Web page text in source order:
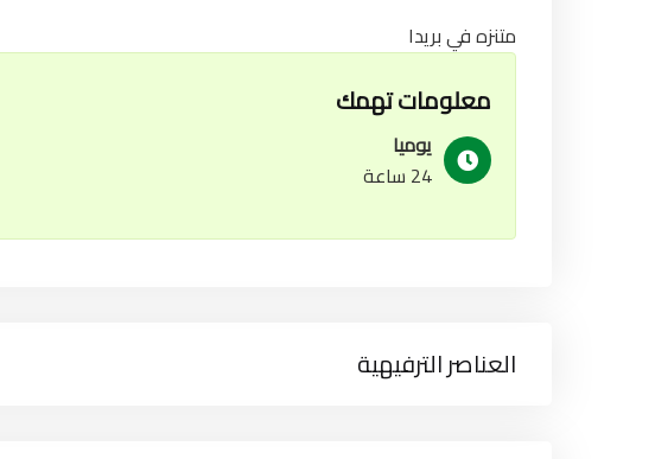
متنزه في بريدا
معلومات تهمك
يوميا
24 ساعة
العناصر الترفيهية